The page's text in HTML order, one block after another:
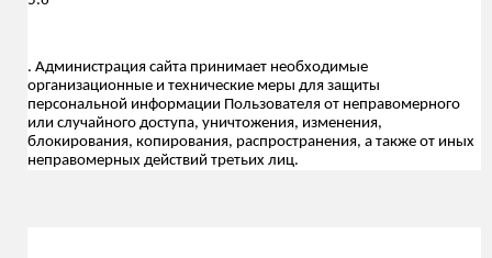
. Администрация сайта принимает необходимые
организационные и технические меры для защиты
персональной информации Пользователя от неправомерного
или случайного доступа, уничтожения, изменения,
блокирования, копирования, распространения, а также от иных
неправомерных действий третьих лиц.